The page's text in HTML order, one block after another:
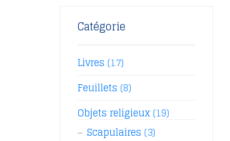
Catégorie
Livres (17)
Feuillets (8)
Objets religieux(19)
Scapulaires (3)